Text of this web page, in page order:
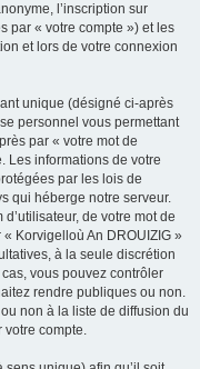
l’inscription sur
par « votre compte ») et les
et lors de votre connexion
unique (désigné ci-après
personnel vous permettant
par « votre mot de
Les informations de votre
par les lois de
qui héberge notre serveur.
de votre mot de
Korvigelloù An DROUIZIG »
à la seule discrétion
vous pouvez contrôler
rendre publiques ou non.
non à la liste de diffusion du
votre compte.